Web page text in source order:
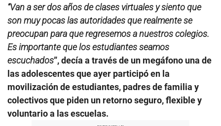
“Van a ser dos años de clases virtuales y siento que
son muy pocas las autoridades que realmente se
preocupan para que regresemos a nuestros colegios.
Es importante que los estudiantes seamos
escuchados”, decía a través de un megáfono una de
las adolescentes que ayer participó en la
movilización de estudiantes, padres de familia y
colectivos que piden un retorno seguro, flexible y
voluntario a las escuelas.